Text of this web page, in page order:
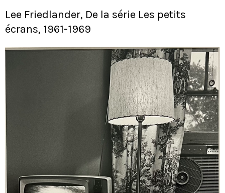
Lee Friedlander, De la série Les petits
écrans, 1961-1969